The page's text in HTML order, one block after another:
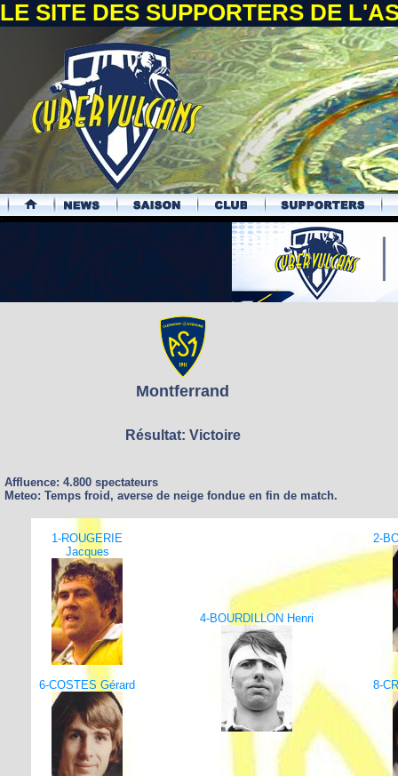
LE SITE DES SUPPORTERS DE
.
Montferrand
Résultat: Victoire
Affluence: 4.800 spectateurs
Meteo: Temps froid, averse de neige fondue en fin de match.
1-ROUGERIE
Jacques
2-
4-BOURDILLON Henri
6-COSTES Gérard 8-